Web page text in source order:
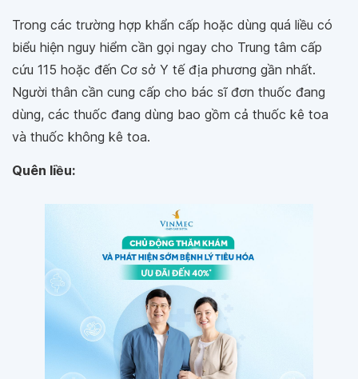
Trong các trường hợp khẩn cấp hoặc dùng quá liều có
biểu hiện nguy hiểm cần gọi ngay cho Trung tâm cấp
cứu 115 hoặc đến Cơ sở Y tế địa phương gần nhất.
Người thân cần cung cấp cho bác sĩ đơn thuốc đang
dùng, các thuốc đang dùng bao gồm cả thuốc kê toa
và thuốc không kê toa.
Quên liều: